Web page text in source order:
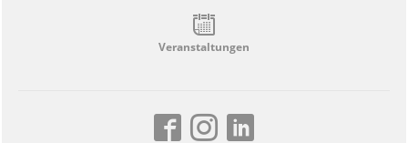
Veranstaltungen